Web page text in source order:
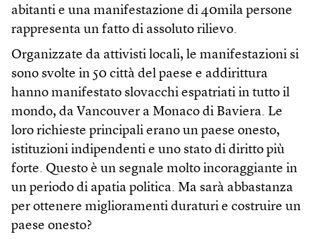
abitanti e una manifestazione di 40mila persone
rappresenta un fatto di assoluto rilievo.
Organizzate da attivisti locali, le manifestazioni si
sono svolte in 50 città del paese e addirittura
hanno manifestato slovacchi espatriati in tutto il
mondo, da Vancouver a Monaco di Baviera. Le
loro richieste principali erano un paese onesto,
istituzioni indipendenti e uno stato di diritto più
forte. Questo è un segnale molto incoraggiante in
un periodo di apatia politica. Ma sarà abbastanza
per ottenere miglioramenti duraturi e costruire un
paese onesto?